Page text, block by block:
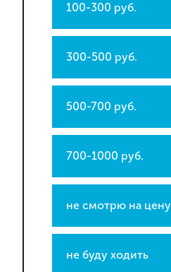
100-300 руб.
300-500 руб.
500-700 руб.
700-1000 руб.
не смотрю на цену
не буду ходить